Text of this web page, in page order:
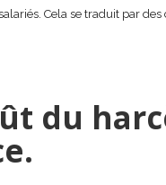
Cela se traduit par
du
.